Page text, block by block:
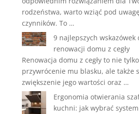
rodzeństwa, warto wziąć pod
czynników. To …
9 najlepszych wskazówek
renowacji domu z cegły
Renowacja domu z cegły to nie
przywrócenie mu blasku, ale także
zwiększenie jego wartości oraz …
Ergonomia otwierania
kuchni: jak wybrać